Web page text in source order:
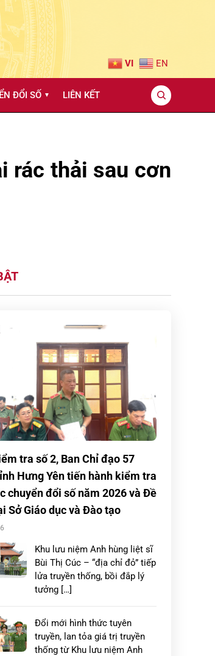
VI EN
ĐỔI SỐ ▼ LIÊN KẾT
rác thải sau cơn
tra số 2, Ban Chỉ đạo 57
Hưng Yên tiến hành kiểm tra
chuyển đổi số năm 2026 và Đề
Sở Giáo dục và Đào tạo
Khu lưu niệm Anh hùng liệt sĩ
Bùi Thị Cúc – “địa chỉ đỏ” tiếp
lửa truyền thống, bồi đắp lý
tưởng […]
Đổi mới hình thức tuyên
truyền, lan tỏa giá trị truyền
thống từ Khu lưu niệm Anh